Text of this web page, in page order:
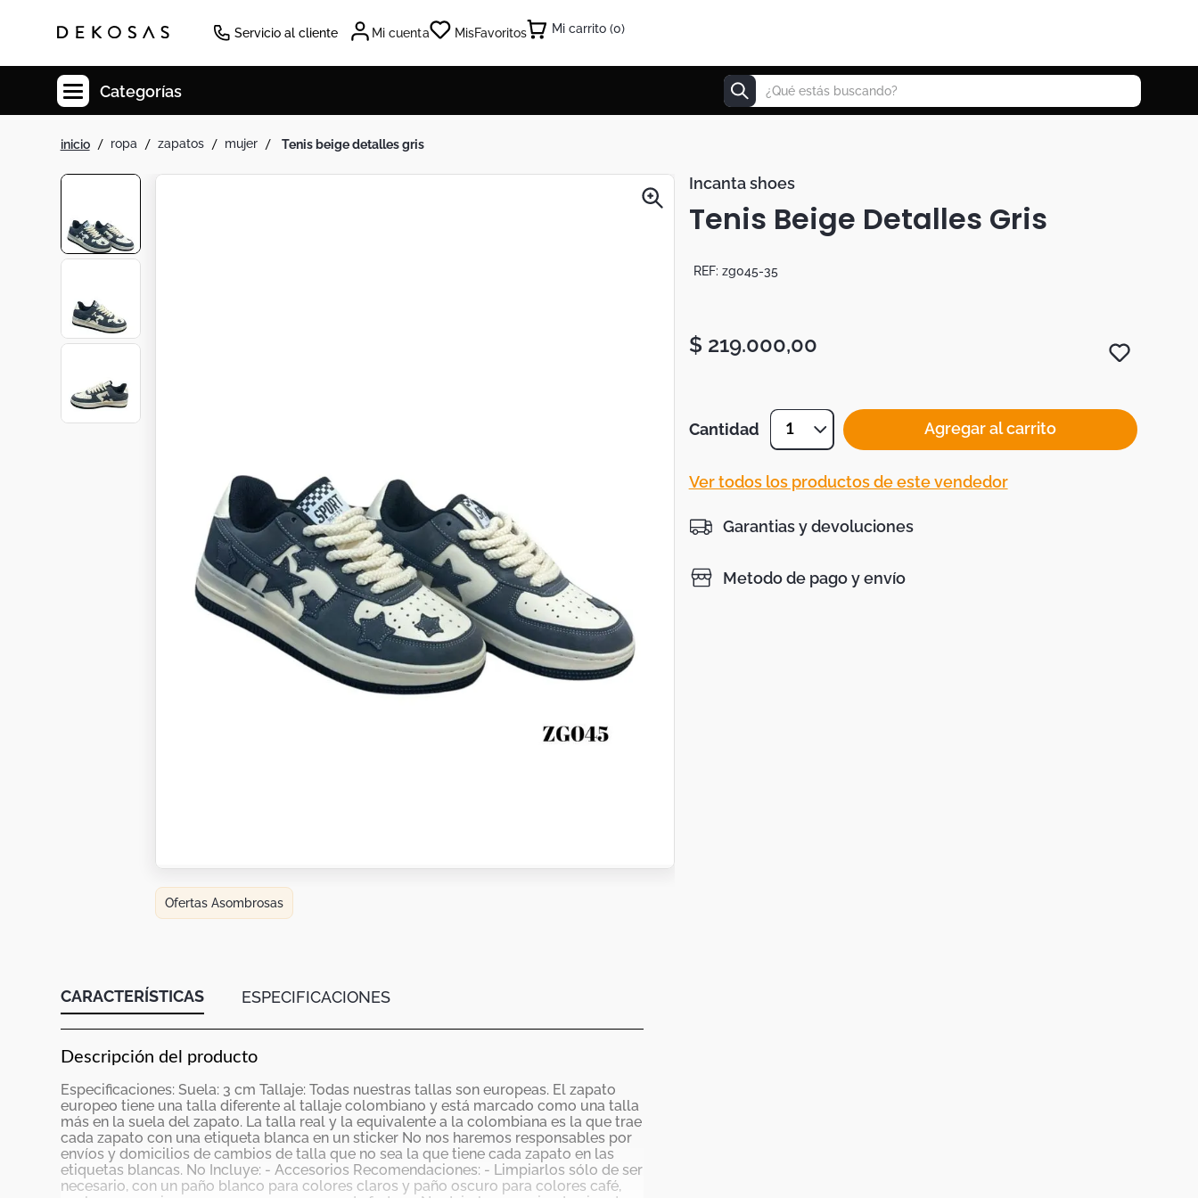
Servicio al cliente Mi cuenta MisFavoritos 0
Categorías ¿Qué estás buscando?
ropa zapatos mujer tenis beige detalles gris
Ofertas Asombrosas
CARACTERÍSTICAS ESPECIFICACIONES
Descripción del producto
Especificaciones: Suela: 3 cm Tallaje: Todas nuestras tallas son europeas. El zapato
europeo tiene una talla diferente al tallaje colombiano y está marcado como una talla
más en la suela del zapato. La talla real y la equivalente a la colombiana es la que trae
cada zapato con una etiqueta blanca en un sticker No nos haremos responsables por
envíos y domicilios de cambios de talla que no sea la que tiene cada zapato en las
etiquetas blancas. No Incluye: - Accesorios Recomendaciones: - Limpiarlos sólo de ser
necesario, con un paño blanco para colores claros y paño oscuro para colores café,
Incanta shoes
Tenis Beige Detalles Gris
REF: zg045-35
$ 219.000,00
Cantidad 1 Agregar al carrito
Ver todos los productos de este vendedor
Garantias y devoluciones
Metodo de pago y envío
Cuadros